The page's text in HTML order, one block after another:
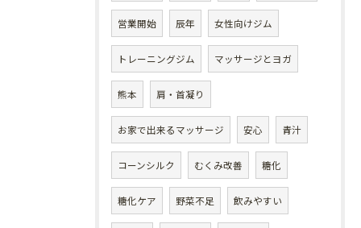
営業開始 辰年 女性向けジム
トレーニングジム マッサージとヨガ
熊本 肩・首凝り
お家で出来るマッサージ 安心 青汁
コーンシルク むくみ改善 糖化
糖化ケア 野菜不足 飲みやすい